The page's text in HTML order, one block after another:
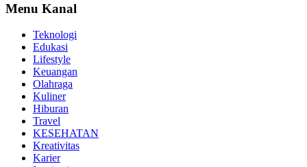
Menu Kanal
Teknologi
Edukasi
Lifestyle
Keuangan
Olahraga
Kuliner
Hiburan
Travel
KESEHATAN
Kreativitas
Karier